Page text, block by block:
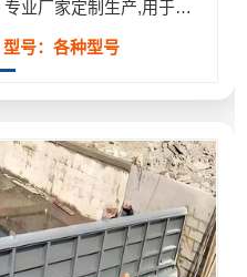
液压升降坝（液压活动坝）- 专业厂家定制生产,用于河道/防汛工程
型号：各种型号